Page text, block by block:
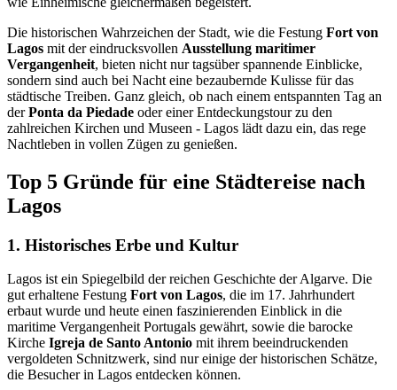
Die historischen Wahrzeichen der Stadt, wie die Festung Fort von
Lagos mit der eindrucksvollen Ausstellung maritimer
Vergangenheit, bieten nicht nur tagsüber spannende Einblicke,
sondern sind auch bei Nacht eine bezaubernde Kulisse für das
städtische Treiben. Ganz gleich, ob nach einem entspannten Tag an
derPonta da Piedade oder einer Entdeckungstour zu den
zahlreichen Kirchen und Museen - Lagos lädt dazu ein, das rege
Nachtleben in vollen Zügen zu genießen.
Top 5 Gründe für eine Städtereise nach
Lagos
1. Historisches Erbe und Kultur
Lagos ist ein Spiegelbild der reichen Geschichte der Algarve. Die
gut erhaltene Festung Fort von Lagos, die im 17. Jahrhundert
erbaut wurde und heute einen faszinierenden Einblick in die
maritime Vergangenheit Portugals gewährt, sowie die barocke
Kirche Igreja de Santo Antonio mit ihrem beeindruckenden
vergoldeten Schnitzwerk, sind nur einige der historischen Schätze,
die Besucher in Lagos entdecken können.